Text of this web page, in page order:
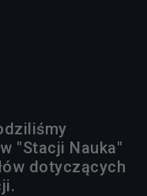
"Stacji Nauka"
dotyczących